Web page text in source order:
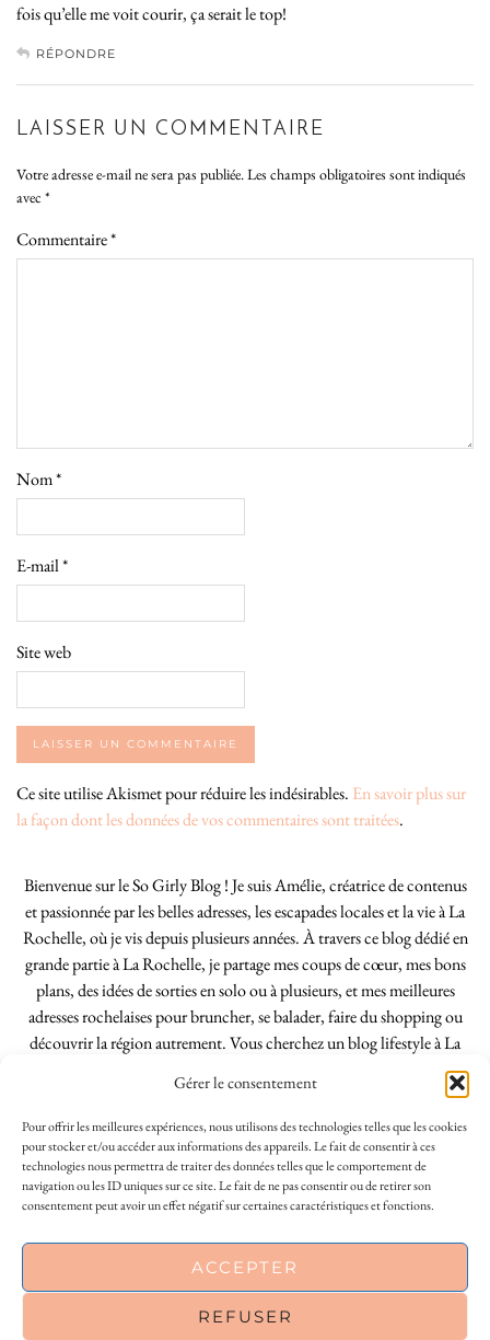
Gérer le consentement
Pour offrir les meilleures expériences, nous utilisons des technologies telles que les cookies
pour stocker et/ou accéder aux informations des appareils. Le fait de consentir à ces
technologies nous permettra de traiter des données telles que le comportement de
navigation ou les ID uniques sur ce site. Le fait de ne pas consentir ou de retirer son
consentement peut avoir un effet négatif sur certaines caractéristiques et fonctions.
ACCEPTER
REFUSER
fois qu’elle me voit courir, ça serait le top!
RÉPONDRE
LAISSER UN COMMENTAIRE
Votre adresse e-mail ne sera pas publiée.Les champs obligatoires sont indiqués
avec *
Commentaire*
Nom*
E-mail*
Site web
Ce site utilise Akismet pour réduire les indésirables. En savoir plus sur
la façon dont les données de vos commentaires sont traitées.
Bienvenue sur le So Girly Blog ! Je suis Amélie, créatrice de contenus
et passionnée par les belles adresses, les escapades locales et la vie à La
Rochelle, où je vis depuis plusieurs années. À travers ce blog dédié en
grande partie à La Rochelle, je partage mes coups de cœur, mes bons
plans, des idées de sorties en solo ou à plusieurs, et mes meilleures
adresses rochelaises pour bruncher, se balader, faire du shopping ou
découvrir la région autrement. Vous cherchez un blog lifestyle à La
Rochelle, tenu par une locale ? Vous êtes au bon endroit. Que vous
soyez Rochelais·e ou de passage dans notre belle ville, j’espère que mes
articles vous aideront à profiter de La Rochelle comme un·e vrai·e
initié·e. !